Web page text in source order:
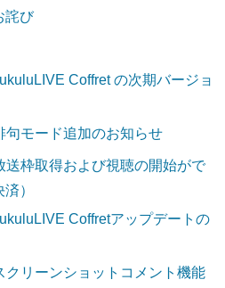
詫び
Coffret の次期バージョ
句モード追加のお知らせ
送枠取得および視聴の開始がで
）
Coffretアップデートの
クリーンショットコメント機能